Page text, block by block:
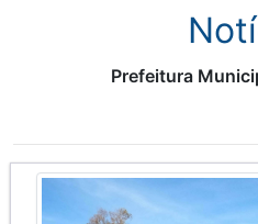
Prefeitura